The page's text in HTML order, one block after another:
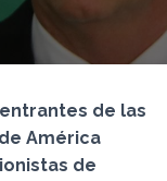
A
E
de las
América
de